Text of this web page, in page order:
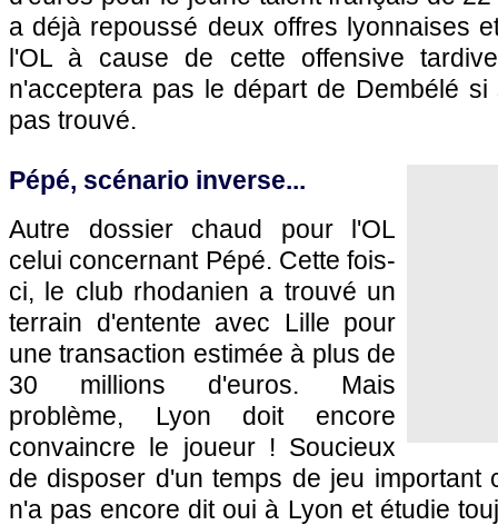
a déjà repoussé deux offres lyonnaises
l'OL à cause de cette offensive
n'acceptera pas le départ de Dembélé
pas trouvé.
Pépé, scénario inverse...
Autre dossier chaud pour l'OL
celui concernant Pépé. Cette fois-
ci, le club rhodanien a trouvé un
terrain d'entente avec Lille pour
une transaction estimée à plus de
30 millions d'euros. Mais
problème, Lyon doit encore
convaincre le joueur ! Soucieux
de disposer d'un temps de jeu important
n'a pas encore dit oui à Lyon et étudie